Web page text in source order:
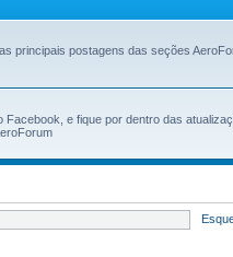
principais postagens das seções
e fique por dentro das